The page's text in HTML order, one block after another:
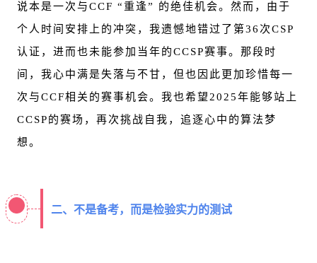
说本是一次与CCF “重逢” 的绝佳机会。然而，由于
个人时间安排上的冲突，我遗憾地错过了第36次CSP
认证，进而也未能参加当年的CCSP赛事。那段时
间，我心中满是失落与不甘，但也因此更加珍惜每一
次与CCF相关的赛事机会。我也希望2025年能够站上
CCSP的赛场，再次挑战自我，追逐心中的算法梦
想。
二、不是备考，而是检验实力的测试